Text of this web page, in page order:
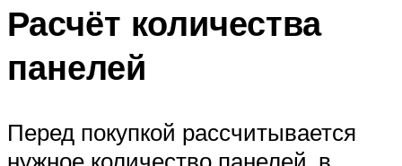
Расчёт количества
панелей
Перед покупкой рассчитывается